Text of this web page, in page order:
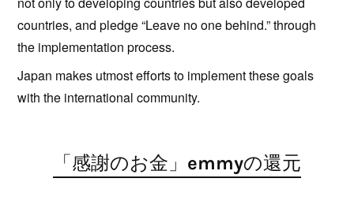
countries, and pledge “Leave no one behind.” through
the implementation process.
Japan makes utmost efforts to implement these goals
with the international community.
「感謝のお金」emmyの還元